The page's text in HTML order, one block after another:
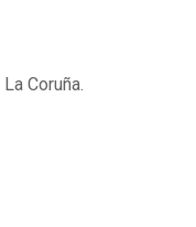
Coruña.